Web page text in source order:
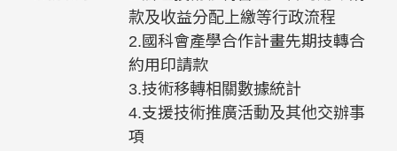
款及收益分配上繳等行政流程
2.國科會產學合作計畫先期技轉合
約用印請款
3.技術移轉相關數據統計
4.支援技術推廣活動及其他交辦事
項